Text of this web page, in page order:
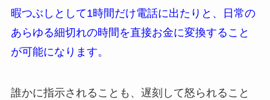
暇つぶしとして1時間だけ電話に出たりと、日常の
あらゆる細切れの時間を直接お金に変換すること
が可能になります。
誰かに指示されることも、遅刻して怒られること